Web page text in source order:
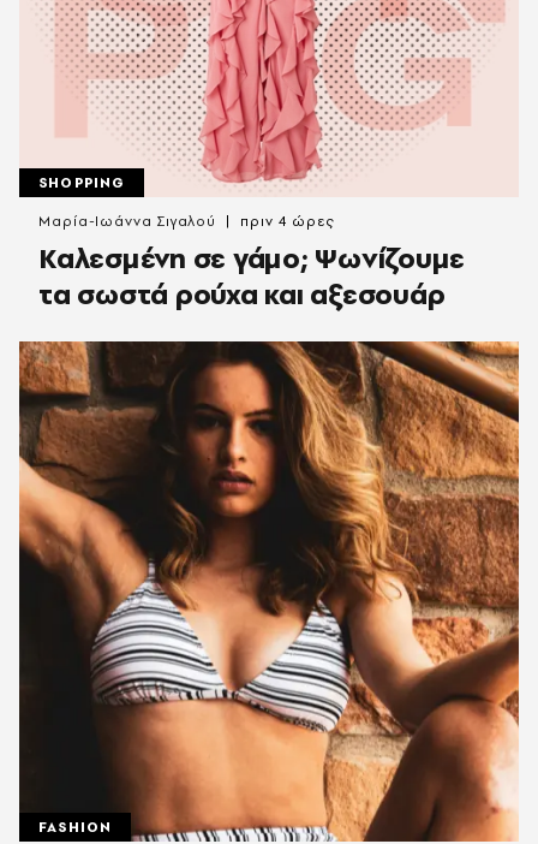
SHOPPING
Καλεσμένη σε γάμο; Ψωνίζουμε
τα σωστά ρούχα και αξεσουάρ
Μαρία-Ιωάννα Σιγαλού πριν 4 ώρες
FASHION